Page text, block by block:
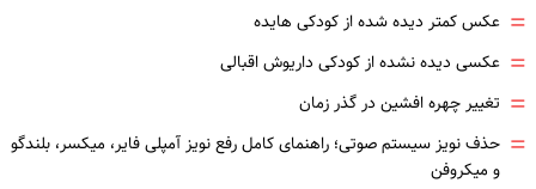
= عکس کمتر دیده شده از کودکی هایده
= عکسی دیده نشده از کودکی داریوش اقبالی
= تغییر چهره افشین در گذر زمان
= حذف نویز سیستم صوتی؛ راهنمای کامل رفع نویز آمپلی فایر، میکسر، بلندگو
و میکروفن